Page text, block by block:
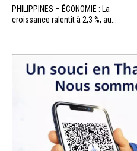
PHILIPPINES – ÉCONOMIE : La
croissance ralentit à 2,3 %, au...